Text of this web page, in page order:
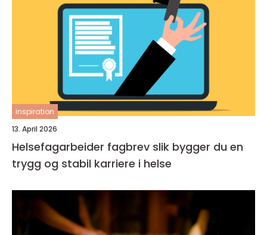
inspiration
13. April 2026
Helsefagarbeider fagbrev slik bygger du en
trygg og stabil karriere i helse